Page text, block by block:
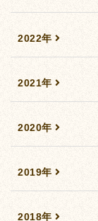
2022年
2021年
2020年
2019年
2018年